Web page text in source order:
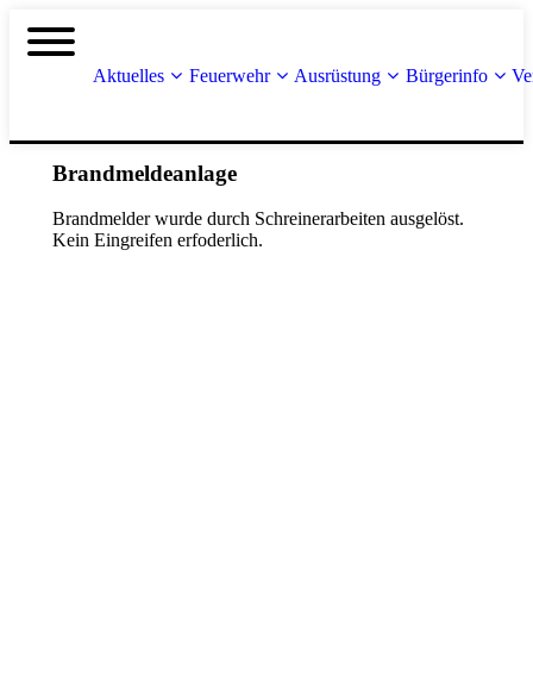
Aktuelles Feuerwehr Ausrüstung Bürgerinfo
Brandmeldeanlage
Brandmelder wurde durch Schreinerarbeiten ausgelöst.
Kein Eingreifen erfoderlich.